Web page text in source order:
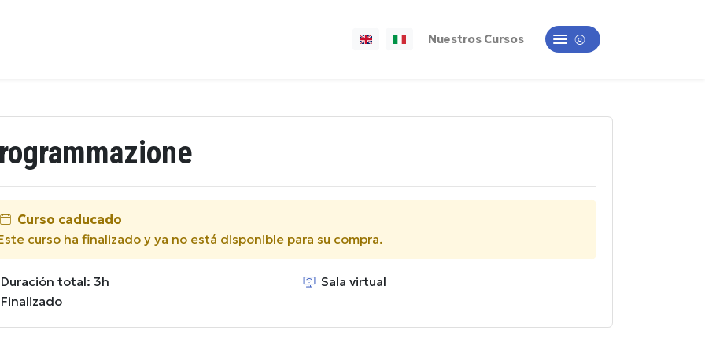
Nuestros Cursos
Curso caducado
curso ha finalizado y ya no está disponible para su compra.
total: 3h
Sala virtual